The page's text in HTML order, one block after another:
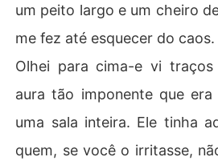
um peito largo e um cheiro
me fez até esquecer do caos.
Olhei para cima-e vi traços
aura tão imponente que
uma sala inteira. Ele tinha
quem, se você o irritasse,